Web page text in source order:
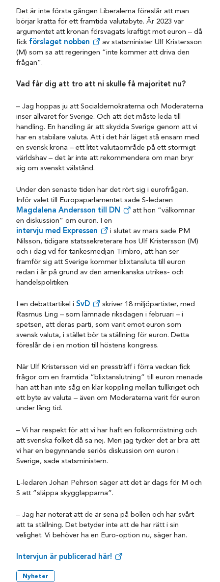
Det är inte första gången Liberalerna föreslår att man
börjar kratta för ett framtida valutabyte. År 2023 var
argumentet att kronan försvagats kraftigt mot euron – då
fick förslaget nobben
av statsminister Ulf Kristersson
(M) som sa att regeringen ”inte kommer att driva den
frågan”.
Vad får dig att tro att ni skulle få majoritet nu?
– Jag hoppas ju att Socialdemokraterna och Moderaterna
inser allvaret för Sverige. Och att det måste leda till
handling. En handling är att skydda Sverige genom att vi
har en stabilare valuta. Att i det här läget stå ensam med
en svensk krona – ett litet valutaområde på ett stormigt
världshav – det är inte att rekommendera om man bryr
sig om svenskt välstånd.
Under den senaste tiden har det rört sig i eurofrågan.
Inför valet till Europaparlamentet sade S-ledaren
Magdalena Andersson till DN
att hon ”välkomnar
en diskussion” om euron. I en
intervju med Expressen
i slutet av mars sade PM
Nilsson, tidigare statssekreterare hos Ulf Kristersson (M)
och i dag vd för tankesmedjan Timbro, att han ser
framför sig att Sverige kommer blixtansluta till euron
redan i år på grund av den amerikanska utrikes- och
handelspolitiken.
I en debattartikel iSvD
skriver 18 miljöpartister, med
Rasmus Ling – som lämnade riksdagen i februari – i
spetsen, att deras parti, som varit emot euron som
svensk valuta, i stället bör ta ställning för euron. Detta
föreslår de i en motion till höstens kongress.
När Ulf Kristersson vid en pressträff i förra veckan fick
frågor om en framtida ”blixtanslutning” till euron menade
han att han inte såg en klar koppling mellan tullkriget och
ett byte av valuta – även om Moderaterna varit för euron
under lång tid.
– Vi har respekt för att vi har haft en folkomröstning och
att svenska folket då sa nej. Men jag tycker det är bra att
vi har en begynnande seriös diskussion om euron i
Sverige, sade statsministern.
L-ledaren Johan Pehrson säger att det är dags för M och
S att ”släppa skygglapparna”.
– Jag har noterat att de är sena på bollen och har svårt
att ta ställning. Det betyder inte att de har rätt i sin
velighet. Vi behöver ha en Euro-option nu, säger han.
Intervjun är publicerad här!
Nyheter